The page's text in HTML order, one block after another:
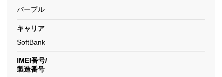
パープル
キャリア
SoftBank
IMEI番号/
製造番号